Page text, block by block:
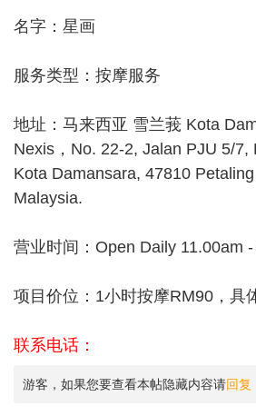
名字：星画
服务类型：按摩服务
地址：马来西亚 雪兰莪 Kota
Nexis，No. 22-2, Jalan PJU 5/7,
Kota Damansara, 47810
Malaysia.
营业时间：Open Daily 11.00am
项目价位：1小时按摩RM90，具
联系电话：
游客，如果您要查看本帖隐藏内容请回复